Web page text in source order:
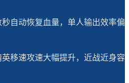
自动恢复血量，单人输出效率偏
移速攻速大幅提升，近战近身容